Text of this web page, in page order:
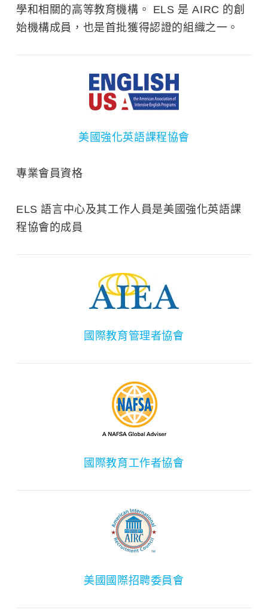
學和相關的高等教育機構。 ELS 是 AIRC 的創
始機構成員，也是首批獲得認證的組織之一。
美國強化英語課程協會
專業會員資格
ELS 語言中心及其工作人員是美國強化英語課
程協會的成員
國際教育管理者協會
國際教育工作者協會
美國國際招聘委員會